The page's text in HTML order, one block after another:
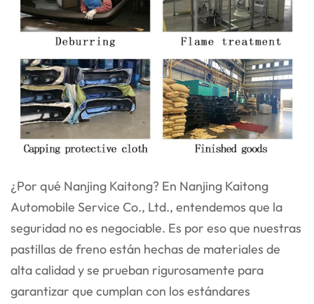
¿Por qué Nanjing Kaitong? En Nanjing Kaitong
Automobile Service Co., Ltd., entendemos que la
seguridad no es negociable. Es por eso que nuestras
pastillas de freno están hechas de materiales de
alta calidad y se prueban rigurosamente para
garantizar que cumplan con los estándares